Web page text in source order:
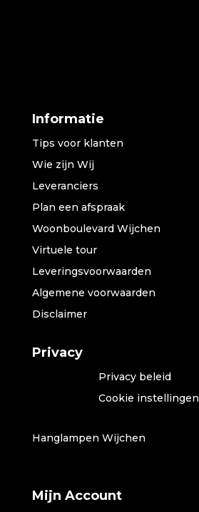
Informatie
Tips voor klanten
Wie zijn Wij
Leveranciers
Plan een afspraak
Woonboulevard Wijchen
Virtuele tour
Leveringsvoorwaarden
Algemene voorwaarden
Disclaimer
Privacy
Privacy beleid
Cookie instellingen
Hanglampen Wijchen
Mijn Account